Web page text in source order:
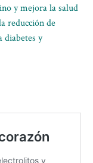
y mejora la salud
reducción de
diabetes y